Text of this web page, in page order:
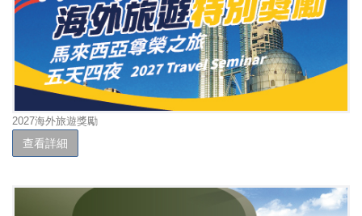
2027海外旅遊獎勵
查看詳細